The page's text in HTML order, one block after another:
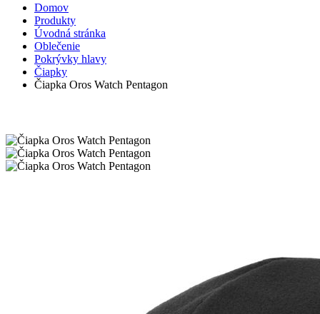
Domov
Produkty
Úvodná stránka
Oblečenie
Pokrývky hlavy
Čiapky
Čiapka Oros Watch Pentagon